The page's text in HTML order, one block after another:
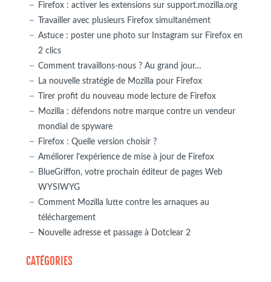
Firefox : activer les extensions sur support.mozilla.org
Travailler avec plusieurs Firefox simultanément
Astuce : poster une photo sur Instagram sur Firefox en
2 clics
Comment travaillons-nous ? Au grand jour…
La nouvelle stratégie de Mozilla pour Firefox
Tirer profit du nouveau mode lecture de Firefox
Mozilla : défendons notre marque contre un vendeur
mondial de spyware
Firefox : Quelle version choisir ?
Améliorer l'expérience de mise à jour de Firefox
BlueGriffon, votre prochain éditeur de pages Web
WYSIWYG
Comment Mozilla lutte contre les arnaques au
téléchargement
Nouvelle adresse et passage à Dotclear 2
CATÉGORIES